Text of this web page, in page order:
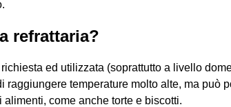
refrattaria?
ed utilizzata (soprattutto a livello
raggiungere temperature molto alte, ma può
come anche torte e biscotti.